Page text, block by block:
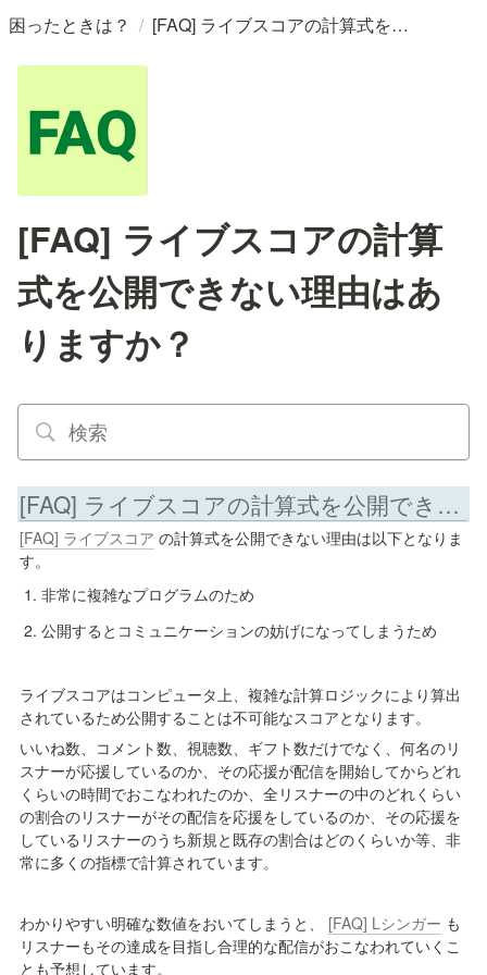
困ったときは？ / [FAQ] ライブスコアの計算式を公開できない理由はありますか？
[FAQ] ライブスコアの計算
式を公開できない理由はあ
りますか？
[FAQ] ライブスコアの計算式を公開できない理由はありますか？
[FAQ] ライブスコア の計算式を公開できない理由は以下となりま
す。
非常に複雑なプログラムのため
公開するとコミュニケーションの妨げになってしまうため
ライブスコアはコンピュータ上、複雑な計算ロジックにより算出
されているため公開することは不可能なスコアとなります。
いいね数、コメント数、視聴数、ギフト数だけでなく、何名のリ
スナーが応援しているのか、その応援が配信を開始してからどれ
くらいの時間でおこなわれたのか、全リスナーの中のどれくらい
の割合のリスナーがその配信を応援をしているのか、その応援を
しているリスナーのうち新規と既存の割合はどのくらいか等、非
常に多くの指標で計算されています。
わかりやすい明確な数値をおいてしまうと、 [FAQ] Lシンガー も
リスナーもその達成を目指し合理的な配信がおこなわれていくこ
とも予想しています。